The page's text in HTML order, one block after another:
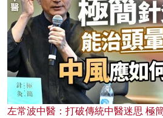
左常波中醫：打破傳統中醫迷思 極